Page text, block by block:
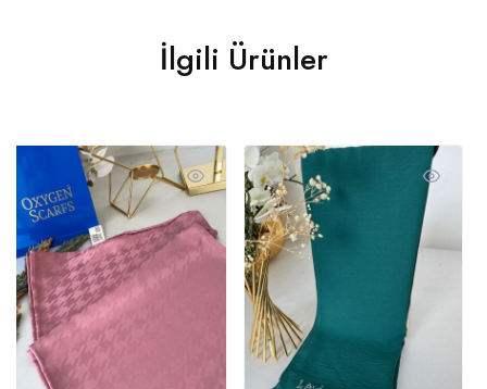
İlgili Ürünler